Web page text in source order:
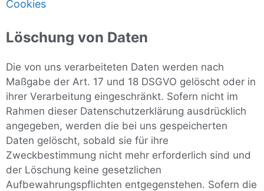
Cookies
Löschung von Daten
Die von uns verarbeiteten Daten werden nach
Maßgabe der Art. 17 und 18 DSGVO gelöscht oder in
ihrer Verarbeitung eingeschränkt. Sofern nicht im
Rahmen dieser Datenschutzerklärung ausdrücklich
angegeben, werden die bei uns gespeicherten
Daten gelöscht, sobald sie für ihre
Zweckbestimmung nicht mehr erforderlich sind und
der Löschung keine gesetzlichen
Aufbewahrungspflichten entgegenstehen. Sofern die